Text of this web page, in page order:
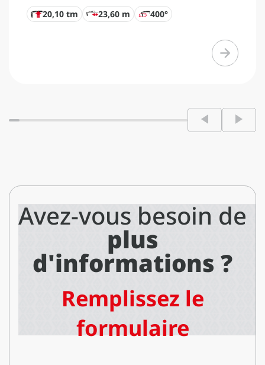
20,10 tm 23,60 m 400°
Avez-vous besoin de
plus
d'informations ?
Remplissez le
formulaire